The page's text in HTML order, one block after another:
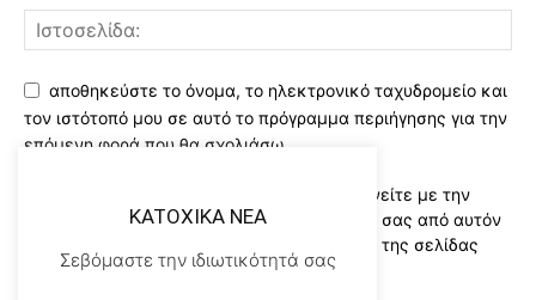
αποθηκεύστε το όνομα, το ηλεκτρονικό ταχυδρομείο και
τον ιστότοπό μου σε αυτό το πρόγραμμα περιήγησης για την
επόμενη φορά που θα σχολιάσω.
Χρησιμοποιώντας αυτό το έντυπο συμφωνείτε με την
αποθήκευση και χειρισμό των δεδομένων σας από αυτόν
τον ιστότοπο..Διαβάστε του ορους χρήσης της σελίδας
μας*
KATOXIKA NEA
Σεβόμαστε την ιδιωτικότητά σας